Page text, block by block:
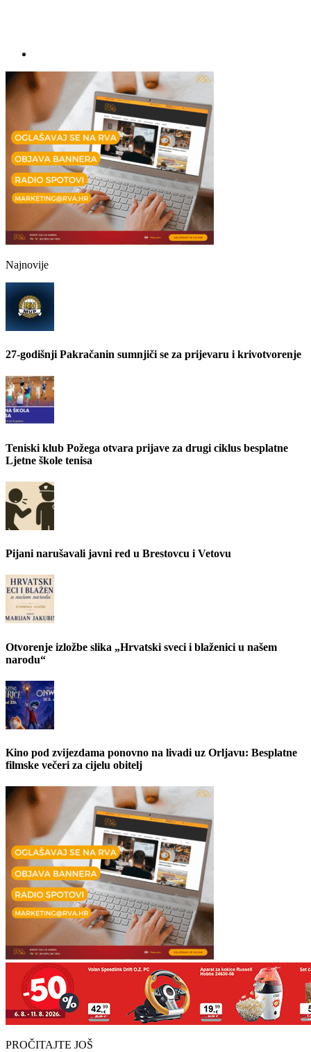
Najnovije
27-godišnji Pakračanin sumnjiči se za prijevaru i krivotvorenje
Teniski klub Požega otvara prijave za drugi ciklus besplatne
Ljetne škole tenisa
Pijani narušavali javni red u Brestovcu i Vetovu
Otvorenje izložbe slika „Hrvatski sveci i blaženici u našem
narodu“
Kino pod zvijezdama ponovno na livadi uz Orljavu: Besplatne
filmske večeri za cijelu obitelj
PROČITAJTE JOŠ